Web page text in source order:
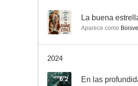
6.3 La buena
Aparece como
2024
6.2 En las